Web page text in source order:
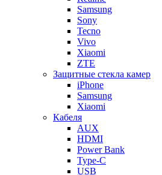
Samsung
Sony
Tecno
Vivo
Xiaomi
ZTE
Защитные стекла камер
iPhone
Samsung
Xiaomi
Кабеля
AUX
HDMI
Power Bank
Type-C
USB